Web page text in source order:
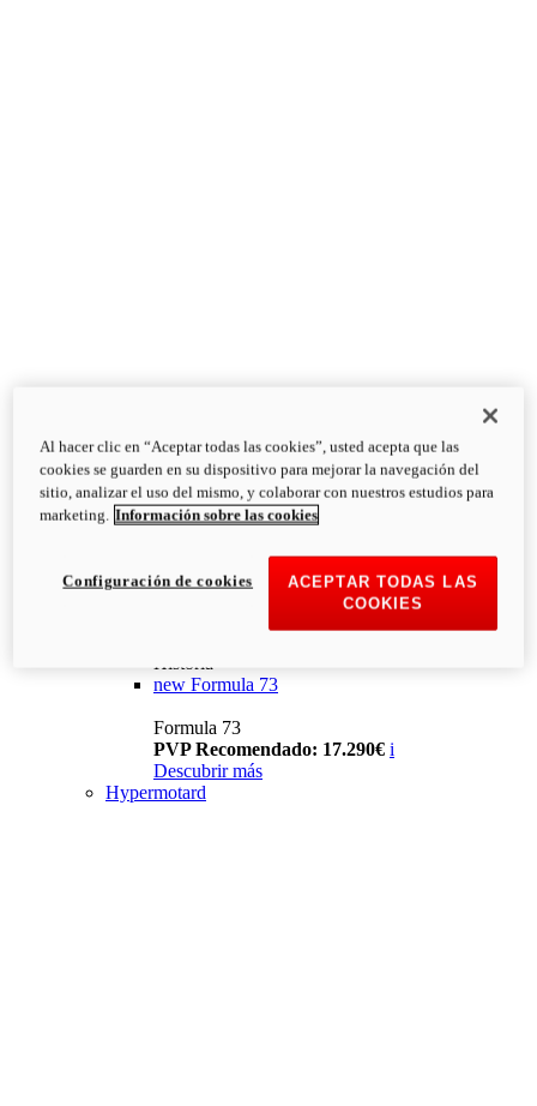
Historia
new Formula 73
Formula 73
PVP Recomendado: 17.290€ i
Descubrir más
Hypermotard
Al hacer clic en “Aceptar todas las cookies”, usted acepta que las
cookies se guarden en su dispositivo para mejorar la navegación del
sitio, analizar el uso del mismo, y colaborar con nuestros estudios para
marketing. Información sobre las cookies
ACEPTAR TODAS LAS
COOKIES
Configuración de cookies